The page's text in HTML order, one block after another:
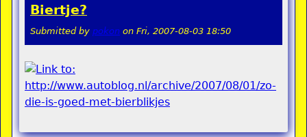
Biertje?
Submitted by pokon on Fri, 2007-08-03 18:50